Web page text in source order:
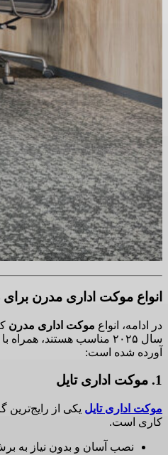
انواع موکت اداری مدرن برای
در ادامه، انواع موکت اداری مدرن
سال ۲۰۲۵ مناسب هستند،
آورده شده است:
1. موکت اداری تایل
موکت اداری تایل یکی از
کاری است.
نصب آسان و بدون نیاز به